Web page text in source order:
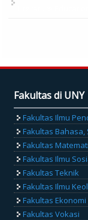
Fakultas di UNY
Fakultas Ilmu
Fakultas Bahasa,
Fakultas
Fakultas Ilmu
Fakultas Teknik
Fakultas Ilmu
Fakultas
Fakultas Vokasi